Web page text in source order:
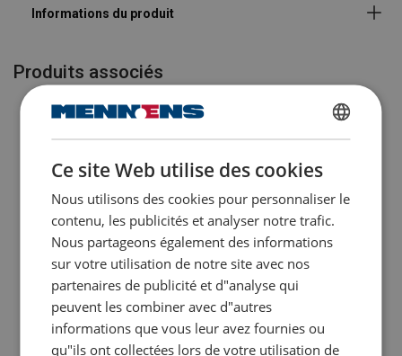
Produits associés
Manille droite boulonnée
goupillée POWERTEX
Manille droite vissée
POWERTEX
DUTCH
ENGLISH TRANSLATION
FRENCH
Ce site Web utilise des cookies
Nous utilisons des cookies pour personnaliser le
contenu, les publicités et analyser notre trafic.
Nous partageons également des informations
sur votre utilisation de notre site avec nos
partenaires de publicité et d"analyse qui
peuvent les combiner avec d"autres
informations que vous leur avez fournies ou
qu"ils ont collectées lors de votre utilisation de